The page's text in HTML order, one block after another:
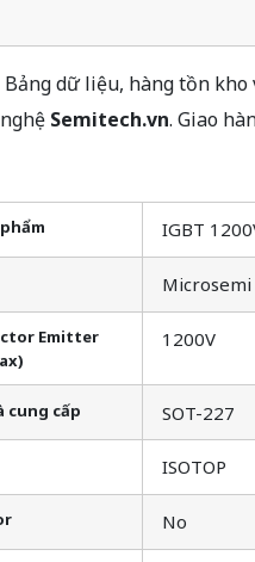
dữ liệu, hàng tồn kho
Semitech.vn. Giao
IGBT
Emitter
1200V
cung cấp SOT-227
ISOTOP
No